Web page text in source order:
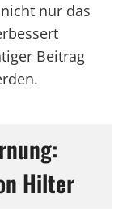
nur das
Beitrag
Hilter